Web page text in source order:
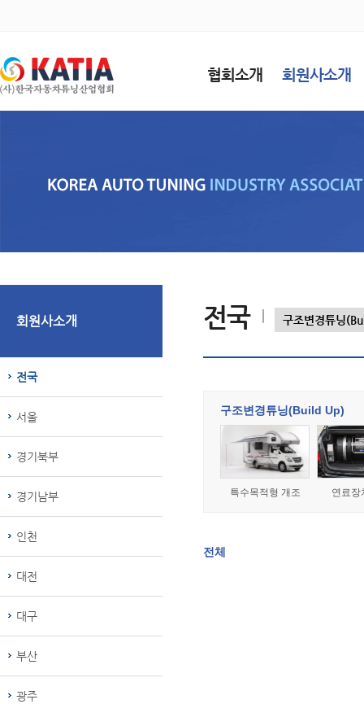
협회소개 회원사소개
회원사소개
전국
서울
경기북부
경기남부
인천
대전
대구
부산
광주
전국
구조변경튜닝(Build Up)
특수목적형 개조 연료장
전체